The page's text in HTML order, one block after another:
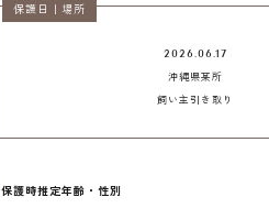
保護日｜場所
2026.06.17
沖縄県某所
飼い主引き取り
保護時推定年齢・性別